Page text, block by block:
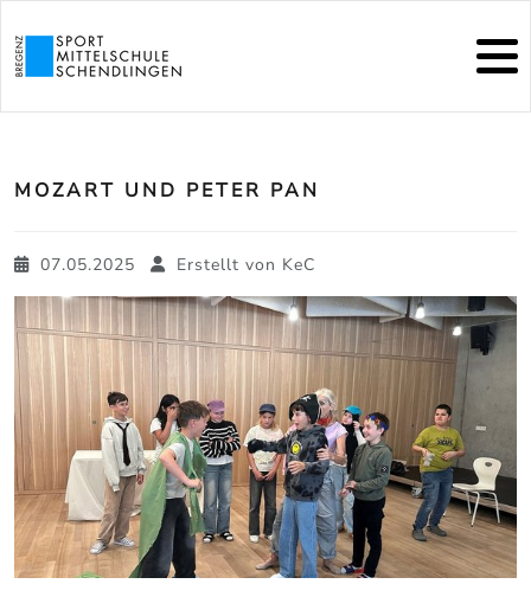
MOZART UND PETER PAN
07.05.2025 Erstellt von KeC